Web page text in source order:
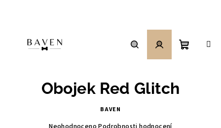
HledatPřihlášení
Obojek Red Glitch
BAVEN
Průměrné